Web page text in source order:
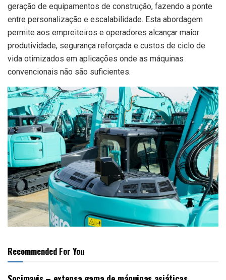
geração de equipamentos de construção, fazendo a ponte
entre personalização e escalabilidade. Esta abordagem
permite aos empreiteiros e operadores alcançar maior
produtividade, segurança reforçada e custos de ciclo de
vida otimizados em aplicações onde as máquinas
convencionais não são suficientes.
Recommended For You